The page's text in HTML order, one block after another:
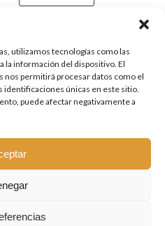
utilizamos tecnologías como las
la información del dispositivo. El
permitirá procesar datos como el
identificaciones únicas en este sitio.
puede afectar negativamente a
SIGUIENTE